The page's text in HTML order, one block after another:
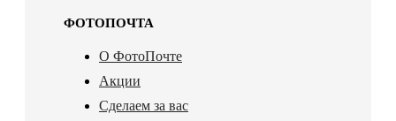
ФОТОПОЧТА
О ФотоПочте
Акции
Сделаем за вас